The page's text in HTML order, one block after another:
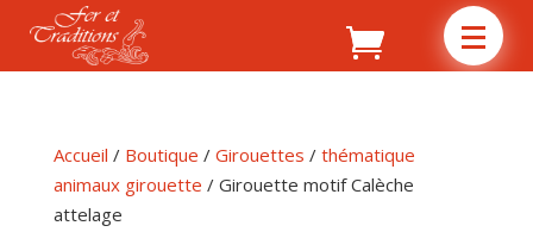
Accueil / Boutique / Girouettes / thématique
animaux girouette / Girouette motif Calèche
attelage